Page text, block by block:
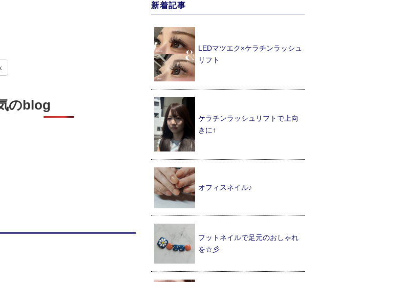
のblog
新着記事
LEDマツエク×ケラチンラッシュ
リフト
ケラチンラッシュリフトで上向
きに↑
オフィスネイル♪
フットネイルで足元のおしゃれ
を☆彡